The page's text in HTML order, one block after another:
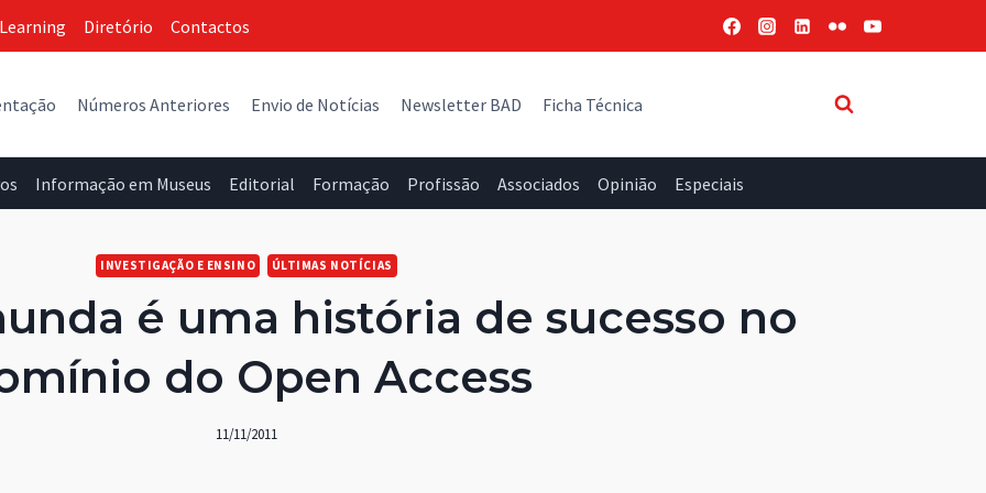
Diretório Contactos
Números Anteriores Envio de Notícias Newsletter BAD Ficha Técnica
Informação em Museus Editorial Formação Profissão Associados Opinião Especiais
INVESTIGAÇÃO E ENSINO ÚLTIMAS NOTÍCIAS
é uma história de sucesso no
do Open Access
11/11/2011